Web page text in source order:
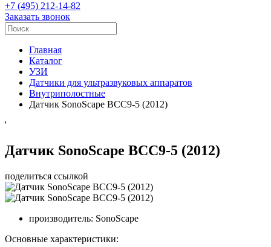
+7 (495) 212-14-82
Заказать звонок
Главная
Каталог
УЗИ
Датчики для ультразвуковых аппаратов
Внутриполостные
Датчик SonoScape BCC9-5 (2012)
'
Датчик SonoScape BCC9-5 (2012)
поделиться ссылкой
производитель: SonoScape
Основные характеристики: